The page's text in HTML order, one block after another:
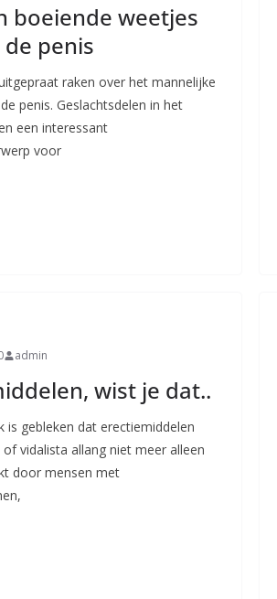
boeiende weetjes
penis
raken over het mannelijke
penis. Geslachtsdelen in het
een interessant
voor
admin
wist je dat..
is gebleken dat erectiemiddelen
vidalista allang niet meer alleen
door mensen met